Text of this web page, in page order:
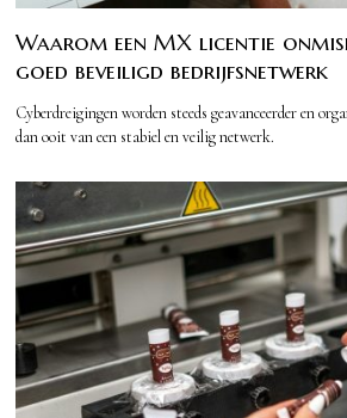
Waarom een MX licentie
goed beveiligd bedrijfsnetwerk
Cyberdreigingen worden steeds geavanceerder en
dan ooit van een stabiel en veilig netwerk.